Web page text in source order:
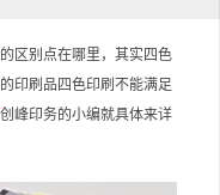
区别点在哪里，其实四色
印刷品四色印刷不能满足
创峰印务的小编就具体来详